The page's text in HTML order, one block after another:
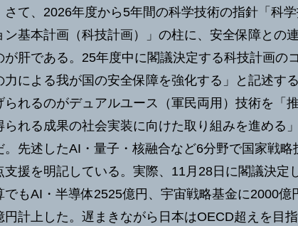
さて、2026年度から5年間の科学技術の指針「科
ン基本計画（科技計画）」の柱に、安全保障との
が肝である。25年度中に閣議決定する科技計画の
力による我が国の安全保障を強化する」と記述す
られるのがデュアルユース（軍民両用）技術を「
られる成果の社会実装に向けた取り組みを進める
。先述したAI・量子・核融合など6分野で国家戦略
支援を明記している。実際、11月28日に閣議決定
でもAI・半導体2525億円、宇宙戦略基金に2000億
円計上した。遅まきながら日本はOECD超えを目